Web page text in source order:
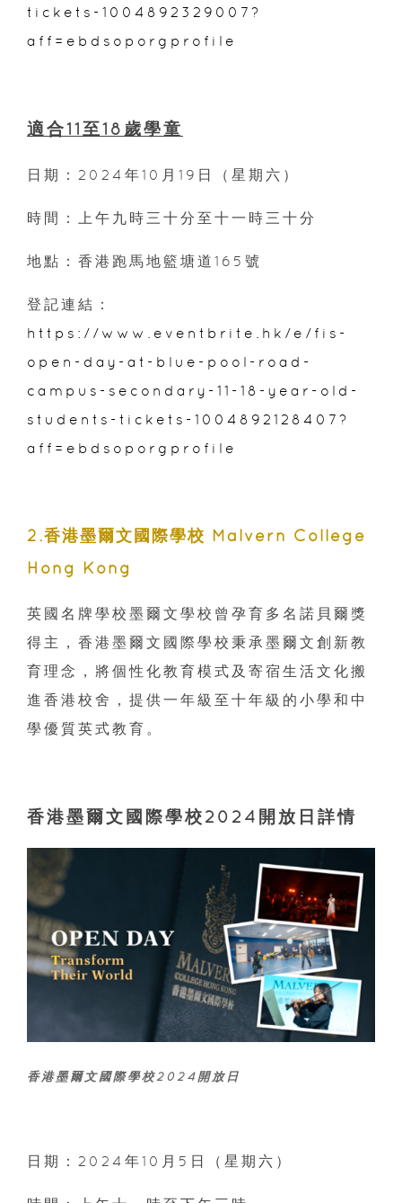
tickets-1004892329007?
aff=ebdsoporgprofile
適合11至18歲學童
日期：2024年10月19日（星期六）
時間：上午九時三十分至十一時三十分
地點：香港跑馬地籃塘道165號
登記連結：
https://www.eventbrite.hk/e/fis-
open-day-at-blue-pool-road-
campus-secondary-11-18-year-old-
students-tickets-1004892128407?
aff=ebdsoporgprofile
2.香港墨爾文國際學校 Malvern College
Hong Kong
英國名牌學校墨爾文學校曾孕育多名諾貝爾獎
得主，香港墨爾文國際學校秉承墨爾文創新教
育理念，將個性化教育模式及寄宿生活文化搬
進香港校舍，提供一年級至十年級的小學和中
學優質英式教育。
香港墨爾文國際學校2024開放日詳情
香港墨爾文國際學校2024開放日
日期：2024年10月5日（星期六）